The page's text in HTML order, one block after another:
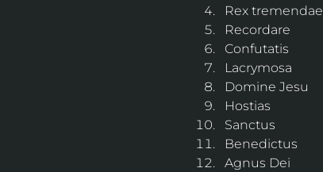
Rex tremendae
Recordare
Confutatis
Lacrymosa
Domine Jesu
Hostias
Sanctus
Benedictus
Agnus Dei